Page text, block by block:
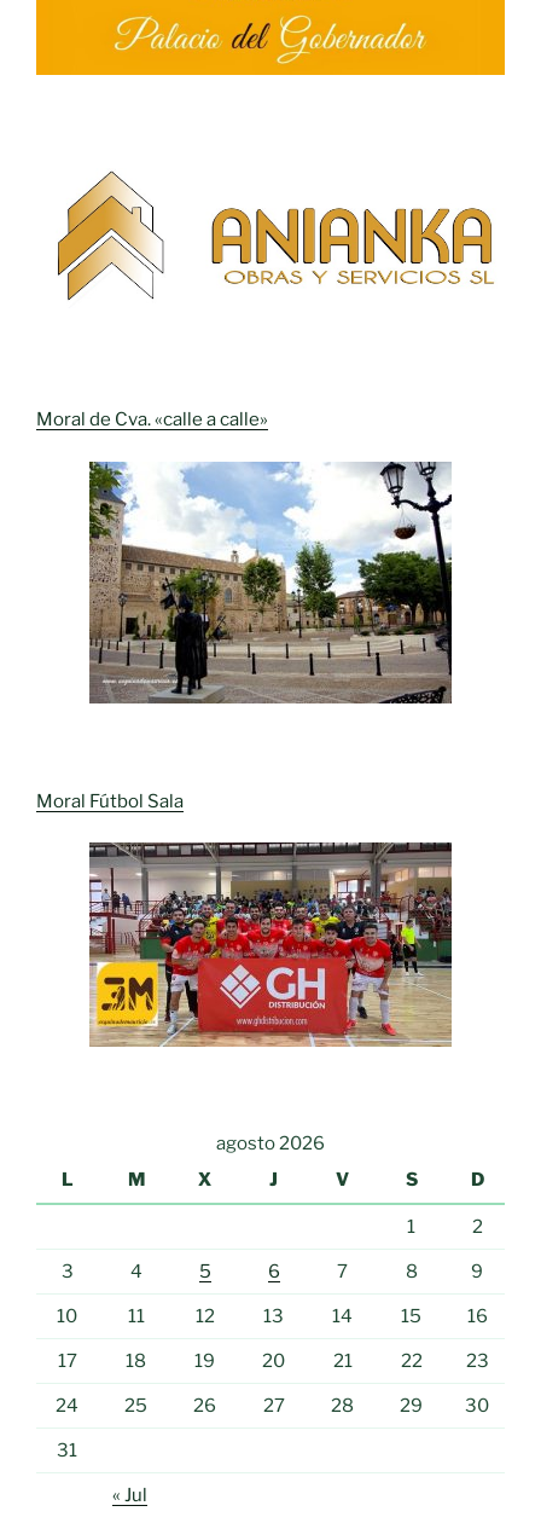
Moral de Cva. «calle a calle»
Moral Fútbol Sala
agosto 2026
L
M X J V S D
1 2
3 4 5 6 7 8 9
10 11 12 13 14 15 16
17 18 19 20 21 22 23
24 25 26 27 28 29 30
31
« Jul